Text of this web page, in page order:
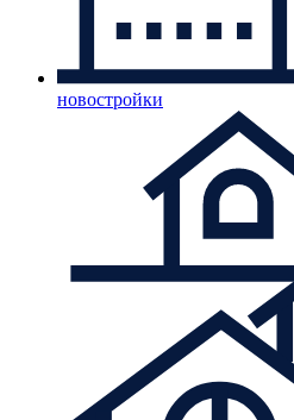
новостройки